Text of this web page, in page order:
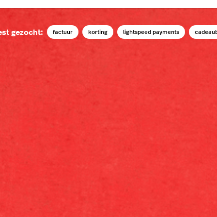
gezocht: factuur korting lightspeed payments